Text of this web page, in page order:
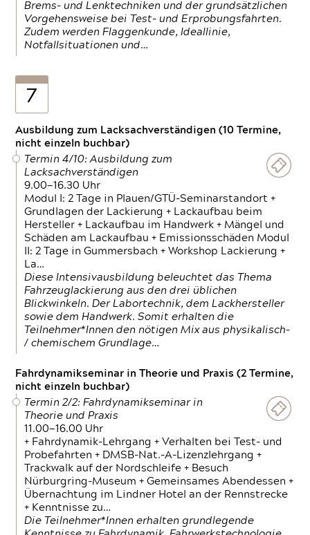
Brems- und Lenktechniken und der grundsätzlichen
Vorgehensweise bei Test- und Erprobungsfahrten.
Zudem werden Flaggenkunde, Ideallinie,
Notfallsituationen und…
7
Ausbildung zum Lacksachverständigen (10 Termine,
nicht einzeln buchbar)
Termin 4/10: Ausbildung zum
Lacksachverständigen
9.00—16.30 Uhr
Modul I: 2 Tage in Plauen/GTÜ-Seminarstandort +
Grundlagen der Lackierung + Lackaufbau beim
Hersteller + Lackaufbau im Handwerk + Mängel und
Schäden am Lackaufbau + Emissionsschäden Modul
II: 2 Tage in Gummersbach + Workshop Lackierung +
La…
Diese Intensivausbildung beleuchtet das Thema
Fahrzeuglackierung aus den drei üblichen
Blickwinkeln. Der Labortechnik, dem Lackhersteller
sowie dem Handwerk. Somit erhalten die
Teilnehmer*Innen den nötigen Mix aus physikalisch-
/ chemischem Grundlage…
Fahrdynamikseminar in Theorie und Praxis (2 Termine,
nicht einzeln buchbar)
Termin 2/2: Fahrdynamikseminar in
Theorie und Praxis
11.00—16.00 Uhr
+ Fahrdynamik-Lehrgang + Verhalten bei Test- und
Probefahrten + DMSB-Nat.-A-Lizenzlehrgang +
Trackwalk auf der Nordschleife + Besuch
Nürburgring-Museum + Gemeinsames Abendessen +
Übernachtung im Lindner Hotel an der Rennstrecke
+ Kenntnisse zu…
Die Teilnehmer*Innen erhalten grundlegende